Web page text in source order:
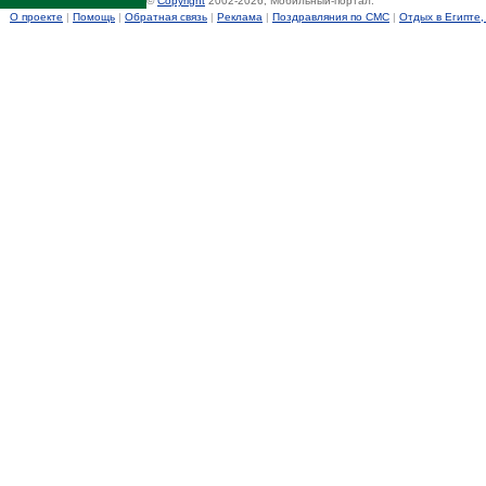
О проекте | Помощь | Обратная связь | Реклама | Поздравляния по СМС | Отдых в